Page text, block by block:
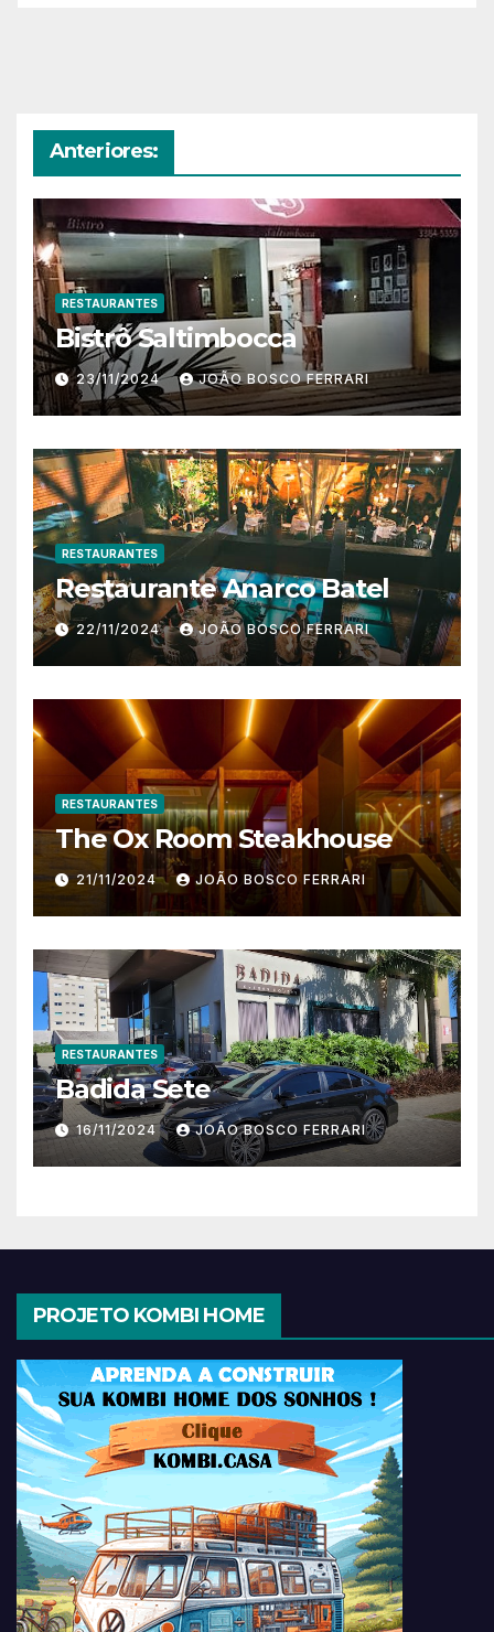
Anteriores:
RESTAURANTES
Bistrô Saltimbocca
23/11/2024 JOÃO BOSCO FERRARI
RESTAURANTES
Restaurante Anarco Batel
22/11/2024 JOÃO BOSCO FERRARI
RESTAURANTES
The Ox Room Steakhouse
21/11/2024 JOÃO BOSCO FERRARI
RESTAURANTES
Badida Sete
16/11/2024 JOÃO BOSCO FERRARI
PROJETO KOMBI HOME